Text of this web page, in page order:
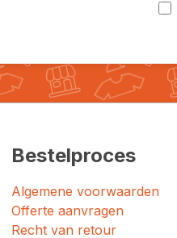
Bestelproces
Algemene voorwaarden
Offerte aanvragen
Recht van retour